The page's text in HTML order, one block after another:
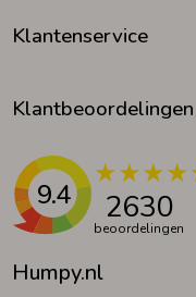
Humpy.nl
Klantenservice
Klantbeoordelingen
9.4 2630
beoordelingen